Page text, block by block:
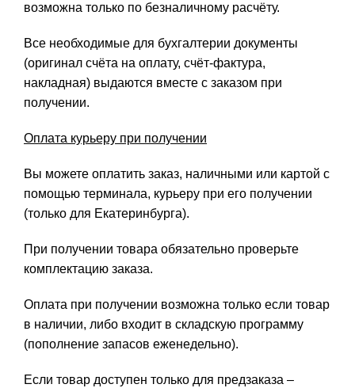
возможна только по безналичному расчёту.
Все необходимые для бухгалтерии документы
(оригинал счёта на оплату, счёт-фактура,
накладная) выдаются вместе с заказом при
получении.
Оплата курьеру при получении
Вы можете оплатить заказ, наличными или картой с
помощью терминала, курьеру при его получении
(только для Екатеринбурга).
При получении товара обязательно проверьте
комплектацию заказа.
Оплата при получении возможна только если товар
в наличии, либо входит в складскую программу
(пополнение запасов еженедельно).
Если товар доступен только для предзаказа –